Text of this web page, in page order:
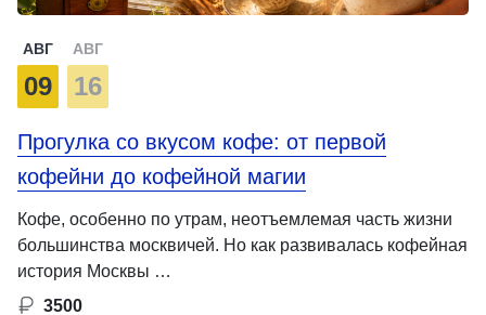
АВГ
09
АВГ
16
Прогулка со вкусом кофе: от первой
кофейни до кофейной магии
Кофе, особенно по утрам, неотъемлемая часть жизни
большинства москвичей. Но как развивалась кофейная
история Москвы …
3500